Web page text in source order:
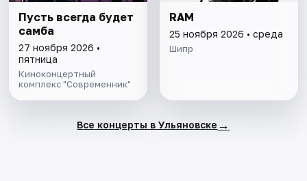
Пусть всегда будет
самба
27 ноября 2026 •
пятница
Киноконцертный
комплекс "Современник"
RAM
25 ноября 2026 • среда
Шипр
Все концерты в Ульяновске →